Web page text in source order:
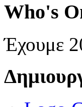
Who's
Έχουμε